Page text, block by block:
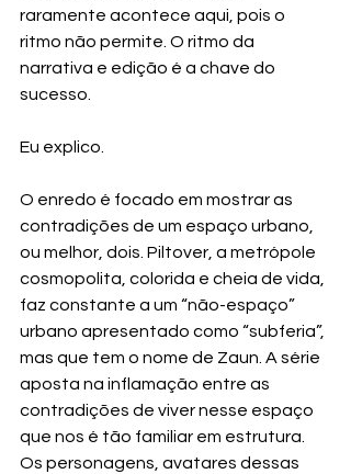
raramente acontece aqui, pois o
ritmo não permite. O ritmo da
narrativa e edição é a chave do
sucesso.
Eu explico.
O enredo é focado em mostrar as
contradições de um espaço urbano,
ou melhor, dois. Piltover, a metrópole
cosmopolita, colorida e cheia de vida,
faz constante a um “não-espaço”
urbano apresentado como “subferia”,
mas que tem o nome de Zaun. A série
aposta na inflamação entre as
contradições de viver nesse espaço
que nos é tão familiar em estrutura.
Os personagens, avatares dessas